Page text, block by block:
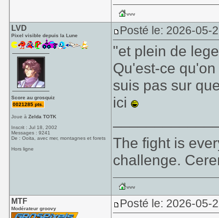
LVD
Pixel visible depuis la Lune
Score au grosquiz
0021285 pts.
Joue àZelda TOTK
Inscrit : Jul 18, 2002
Messages : 9241
De : Ooita, avec mer, montagnes et forets
Hors ligne
Posté le: 2026-05-
"et plein de
Qu'est-ce
suis pas sur
ici
The fight is
challenge.
MTF
Modérateur groovy Posté le: 2026-05-